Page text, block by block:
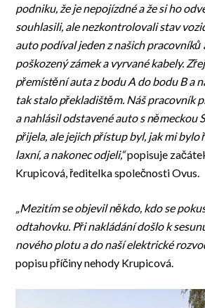
podniku, že je nepojízdné a že si ho
souhlasili, ale nezkontrolovali stav
auto podíval jeden z našich pracovníků
poškozený zámek a vyrvané kabely.
přemístění auta z bodu A do bodu B a
tak stalo překladištěm. Náš pracovník
a nahlásil odstavené auto s německou
přijela, ale jejich přístup byl, jak mi bylo
laxní, a nakonec odjeli,“popisuje
Krupicová, ředitelka společnosti Ovus.
„Mezitím se objevil někdo, kdo se
odtahovku. Při nakládání došlo k
nového plotu a do naší elektrické
popisu příčiny nehody Krupicová.